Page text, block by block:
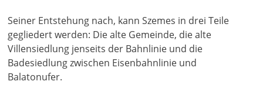
Seiner Entstehung nach, kann Szemes in drei Teile
gegliedert werden: Die alte Gemeinde, die alte
Villensiedlung jenseits der Bahnlinie und die
Badesiedlung zwischen Eisenbahnlinie und
Balatonufer.